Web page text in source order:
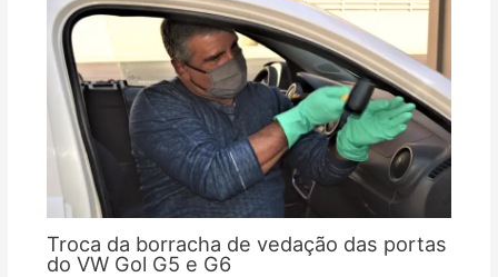
Troca da borracha de vedação das portas
do VW Gol G5 e G6